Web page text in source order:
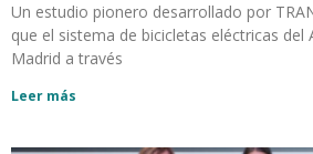
Un estudio pionero desarrollado por
que el sistema de bicicletas eléctricas del
Madrid a través
Leer más